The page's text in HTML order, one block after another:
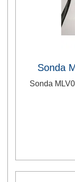
Sonda
Sonda